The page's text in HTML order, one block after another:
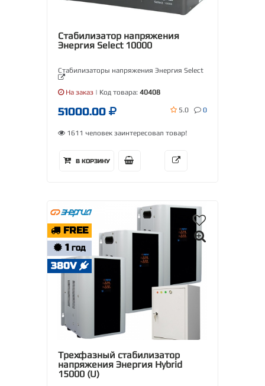
Стабилизатор напряжения
Энергия Select 10000
Стабилизаторы напряжения Энергия Select
На заказ | Код товара: 40408
51000.00 5.0 0
1611 человек заинтересовал товар!
В КОРЗИНУ
FREE
1 ГОД
380V
Трехфазный стабилизатор
напряжения Энергия Hybrid
15000 (U)